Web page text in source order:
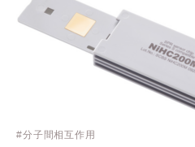
分子間相互作用